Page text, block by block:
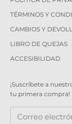
TÉRMINOS Y
CAMBIOS Y
LIBRO DE QUEJAS
ACCESIBILIDAD
¡Suscríbete a
tu primera compra!